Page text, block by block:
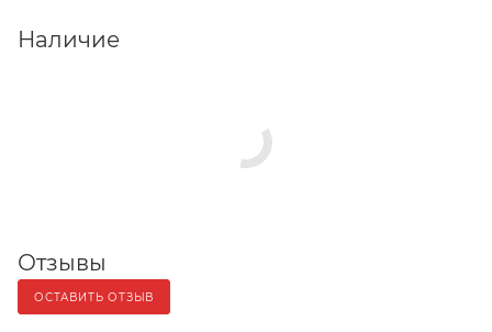
Наличие
Отзывы
ОСТАВИТЬ ОТЗЫВ